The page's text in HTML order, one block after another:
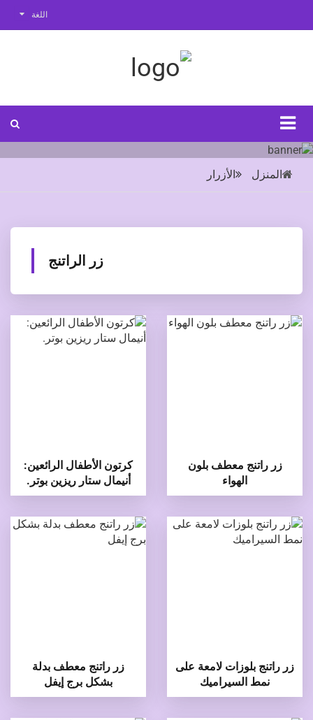
اللغة
المنزل الأزرار
زر الراتنج
زر راتنج معطف بلون
الهواء
كرتون الأطفال الرائعين:
أنيمال ستار ريزين بوتر.
زر راتنج بلوزات لامعة على
نمط السيراميك
زر راتنج معطف بدلة
بشكل برج إيفل